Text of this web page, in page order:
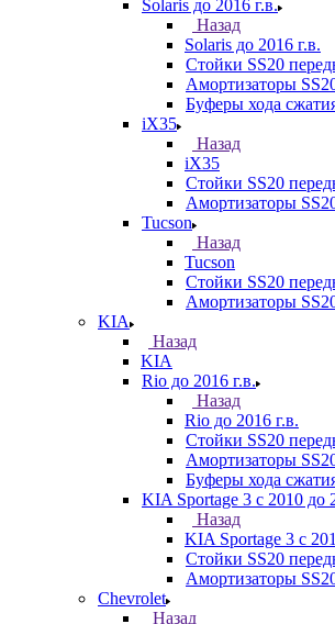
Solaris до 2016 г.в.
Назад
Solaris до 2016 г.в.
Стойки SS20
Амортизаторы
Буферы хода
iX35
Назад
iX35
Стойки SS20
Амортизаторы
Tucson
Назад
Tucson
Стойки SS20
Амортизаторы
KIA
Назад
KIA
Rio до 2016 г.в.
Назад
Rio до 2016 г.в.
Стойки SS20
Амортизаторы
Буферы хода
KIA Sportage 3 с 2010 до
Назад
KIA Sportage 3 с
Стойки SS20
Амортизаторы
Chevrolet
Назад